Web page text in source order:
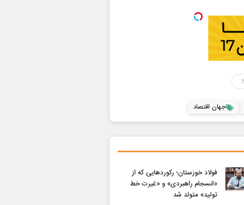
جهان اقتصاد
فولاد خوزستان؛ رکوردهایی که از
«انسجام راهبردی» و «غیرت خط
تولید» متولد شد